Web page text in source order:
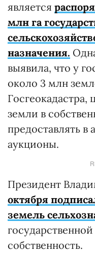
является
млн га
назначения.
выявила, что у
около 3 млн
Госгеокадастра,
земли в
предоставлять в
аукционы.
Президент
октября
земель
собственность.